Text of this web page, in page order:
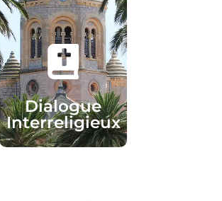
Dialogue
Interreligieux
Dialogue
Interreligieux
Vivre ensemble